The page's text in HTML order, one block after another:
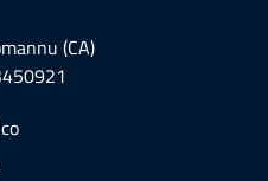
(CA)